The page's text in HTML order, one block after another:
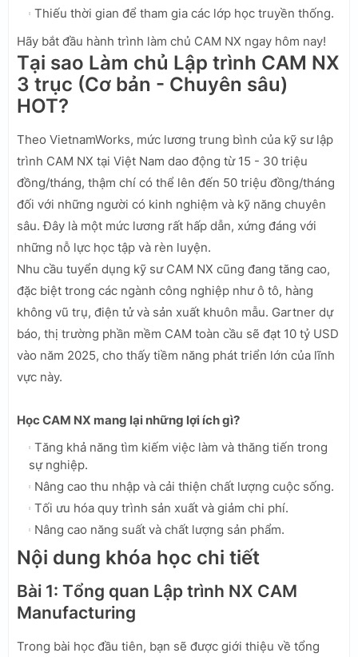
Thiếu thời gian để tham gia các lớp học truyền thống.
Hãy bắt đầu hành trình làm chủ CAM NX ngay hôm nay!
Tại sao Làm chủ Lập trình CAM NX
3 trục (Cơ bản - Chuyên sâu)
HOT?
Theo VietnamWorks, mức lương trung bình của kỹ sư lập
trình CAM NX tại Việt Nam dao động từ 15 - 30 triệu
đồng/tháng, thậm chí có thể lên đến 50 triệu đồng/tháng
đối với những người có kinh nghiệm và kỹ năng chuyên
sâu. Đây là một mức lương rất hấp dẫn, xứng đáng với
những nỗ lực học tập và rèn luyện.
Nhu cầu tuyển dụng kỹ sư CAM NX cũng đang tăng cao,
đặc biệt trong các ngành công nghiệp như ô tô, hàng
không vũ trụ, điện tử và sản xuất khuôn mẫu. Gartner dự
báo, thị trường phần mềm CAM toàn cầu sẽ đạt 10 tỷ USD
vào năm 2025, cho thấy tiềm năng phát triển lớn của lĩnh
vực này.
Học CAM NX mang lại những lợi ích gì?
Tăng khả năng tìm kiếm việc làm và thăng tiến trong
sự nghiệp.
Nâng cao thu nhập và cải thiện chất lượng cuộc sống.
Tối ưu hóa quy trình sản xuất và giảm chi phí.
Nâng cao năng suất và chất lượng sản phẩm.
Nội dung khóa học chi tiết
Bài 1: Tổng quan Lập trình NX CAM
Manufacturing
Trong bài học đầu tiên, bạn sẽ được giới thiệu về tổng